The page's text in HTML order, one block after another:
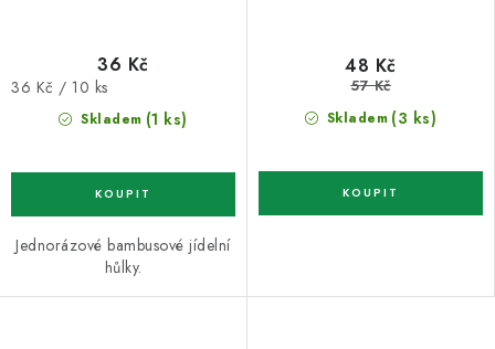
Skladem (1 ks)
36 Kč
Měrná
36 Kč / 10 ks
Jednorázové bambusové jídelní
hůlky.
Skladem (3 ks)
48 Kč
57 Kč